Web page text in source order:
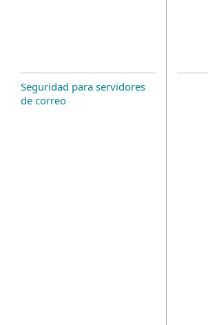
Seguridad para servidores
de correo